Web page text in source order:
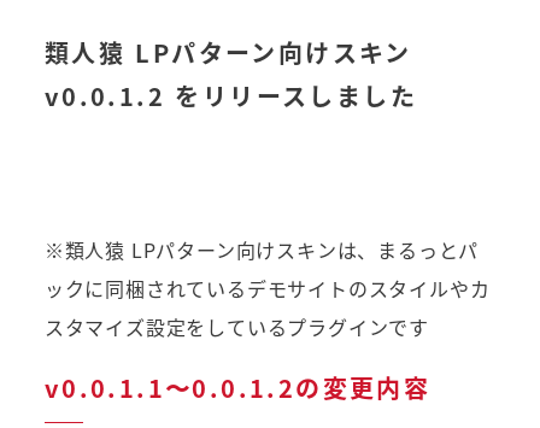
類人猿 LPパターン向けスキン
v0.0.1.2 をリリースしました
※類人猿 LPパターン向けスキンは、まるっとパ
ックに同梱されているデモサイトのスタイルやカ
スタマイズ設定をしているプラグインです
v0.0.1.1〜0.0.1.2の変更内容